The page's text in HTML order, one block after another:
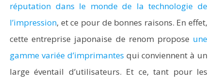
réputation dans le monde de la technologie de
l’impression, et ce pour de bonnes raisons. En effet,
cette entreprise japonaise de renom propose une
gamme variée d’imprimantes qui conviennent à un
large éventail d’utilisateurs. Et ce, tant pour les